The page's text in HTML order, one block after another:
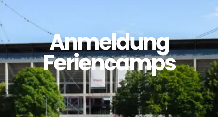
Anmeldung
Feriencamps